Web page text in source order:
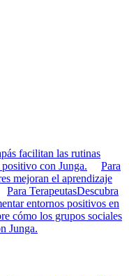
facilitan las rutinas
con Junga.
Para
mejoran el aprendizaje
Para TerapeutasDescubra
entornos positivos en
cómo los grupos sociales
Junga.